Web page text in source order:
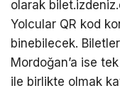
olarak
Yolcular QR kod
binebilecek.
Mordoğan’a ise
ile birlikte olmak